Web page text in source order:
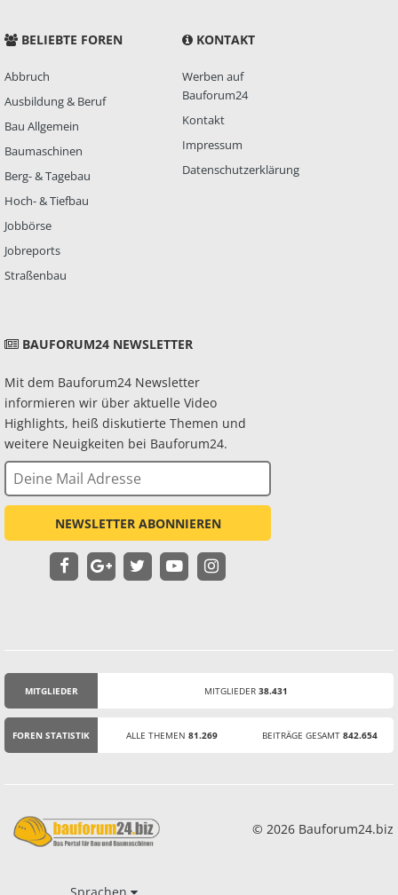
BELIEBTE FOREN
Abbruch
Ausbildung & Beruf
Bau Allgemein
Baumaschinen
Berg- & Tagebau
Hoch- & Tiefbau
Jobbörse
Jobreports
Straßenbau
KONTAKT
Werben auf
Bauforum24
Kontakt
Impressum
Datenschutzerklärung
BAUFORUM24 NEWSLETTER
Mit dem Bauforum24 Newsletter
informieren wir über aktuelle Video
Highlights, heiß diskutierte Themen und
weitere Neuigkeiten bei Bauforum24.
NEWSLETTER ABONNIEREN
MITGLIEDER MITGLIEDER 38.431
FOREN STATISTIK ALLE THEMEN 81.269 BEITRÄGE GESAMT 842.654
© 2026 Bauforum24.biz